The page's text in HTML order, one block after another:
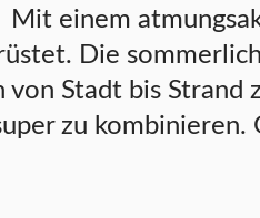
Mit einem
Die
von Stadt bis
zu kombinieren.